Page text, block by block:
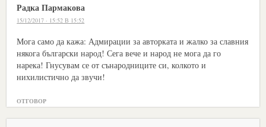
Радка Пармакова
15/12/2017 · 15:52 В 15:52
Мога само да кажа: Адмирации за авторката и жалко за славния
някога български народ! Сега вече и народ не мога да го
нарека! Гнусувам се от сънародниците си, колкото и
нихилистично да звучи!
ОТГОВОР